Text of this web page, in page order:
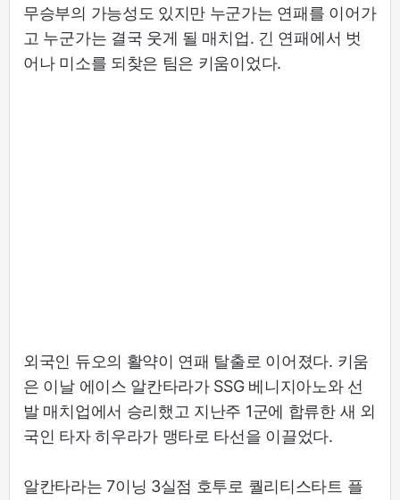
무승부의 가능성도 있지만 누군가는 연패를 이어가
고 누군가는 결국 웃게 될 매치업. 긴 연패에서 벗
어나 미소를 되찾은 팀은 키움이었다.
외국인 듀오의 활약이 연패 탈출로 이어졌다. 키움
은 이날 에이스 알칸타라가 SSG 베니지아노와 선
발 매치업에서 승리했고 지난주 1군에 합류한 새 외
국인 타자 히우라가 맹타로 타선을 이끌었다.
알칸타라는 7이닝 3실점 호투로 퀄리티스타트 플